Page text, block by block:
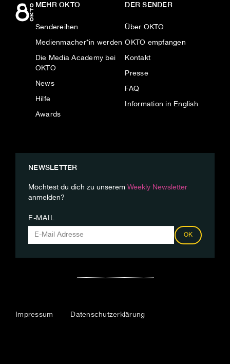
MEHR OKTO
Sendereihen
Medienmacher*in werden
Die Media Academy bei
OKTO
News
Hilfe
Awards
DER SENDER
Über OKTO
OKTO empfangen
Kontakt
Presse
FAQ
Information in English
NEWSLETTER
Möchtest du dich zu unserem Weekly Newsletter
anmelden?
E-MAIL
OK
Impressum Datenschutzerklärung